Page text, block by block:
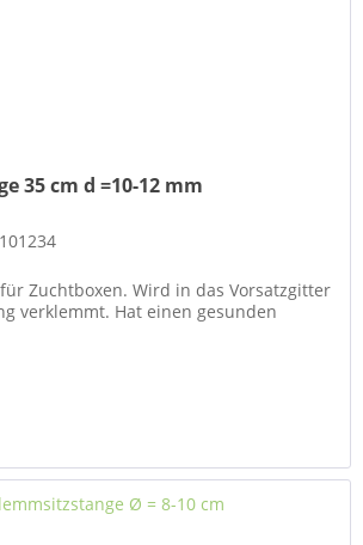
35 cm d =10-12 mm
Zuchtboxen. Wird in das Vorsatzgitter
verklemmt. Hat einen gesunden